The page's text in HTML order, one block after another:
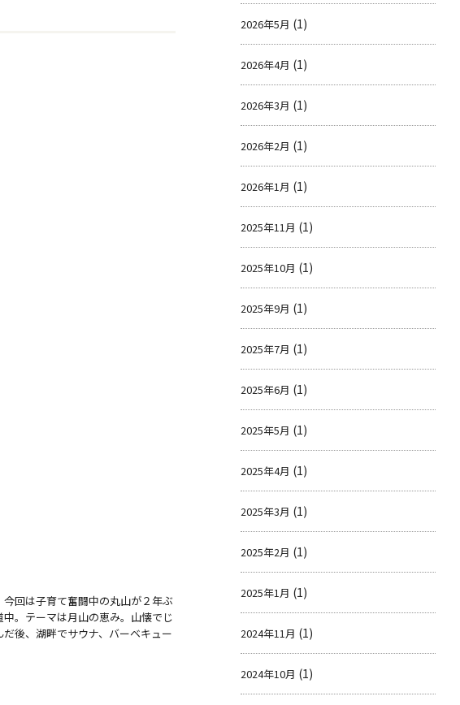
回は子育て奮闘中の丸山が２年ぶ
。テーマは月山の恵み。山懐でじ
後、湖畔でサウナ、バーベキュー
2026年5月 (1)
2026年4月 (1)
2026年3月 (1)
2026年2月 (1)
2026年1月 (1)
2025年11月 (1)
2025年10月 (1)
2025年9月 (1)
2025年7月 (1)
2025年6月 (1)
2025年5月 (1)
2025年4月 (1)
2025年3月 (1)
2025年2月 (1)
2025年1月 (1)
2024年11月 (1)
2024年10月 (1)